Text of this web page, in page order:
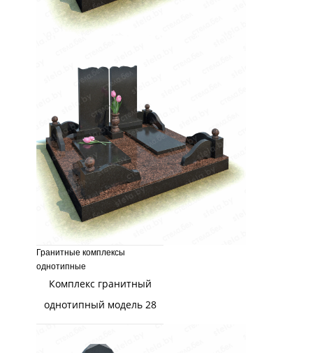
Гранитные комплексы
однотипные
Комплекс гранитный
однотипный модель 28